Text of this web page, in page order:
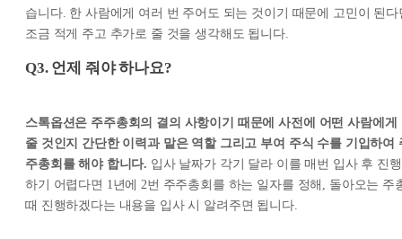
습니다. 한 사람에게 여러 번 주어도 되는 것이기 때문에 고민이 된다
조금 적게 주고 추가로 줄 것을 생각해도 됩니다.
Q3. 언제 줘야 하나요?
스톡옵션은 주주총회의 결의 사항이기 때문에 사전에 어떤 사람에게
줄 것인지 간단한 이력과 맡은 역할 그리고 부여 주식 수를 기입하여
주총회를 해야 합니다. 입사 날짜가 각기 달라 이를 매번 입사 후 진행
하기 어렵다면 1년에 2번 주주총회를 하는 일자를 정해, 돌아오는 주
때 진행하겠다는 내용을 입사 시 알려주면 됩니다.